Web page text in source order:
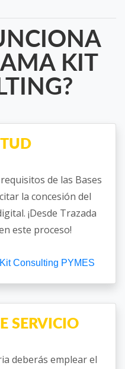
KIT
de las Bases
la concesión del
¡Desde Trazada
este proceso!
Consulting PYMES
SERVICIO
deberás emplear el